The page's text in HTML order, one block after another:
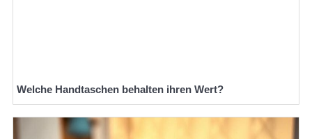
Welche Handtaschen behalten ihren Wert?